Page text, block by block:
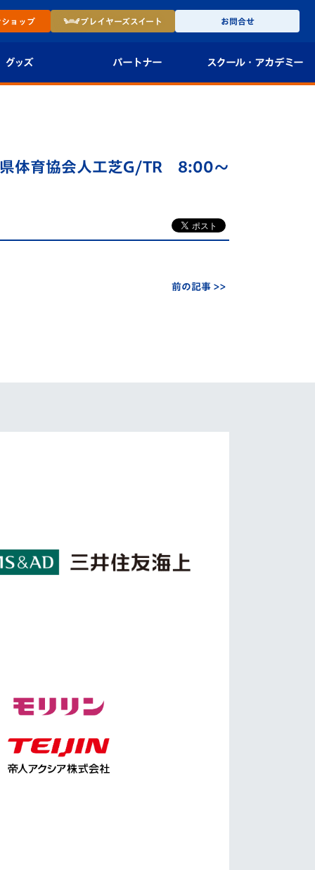
ショップ プレイヤーズスイート お問合せ
グッズ パートナー
法人限定 VIP BOX
スクール・ アカデミー
U-15
スクール
体育協会人工芝G/TR 8:00～
前の記事 >>